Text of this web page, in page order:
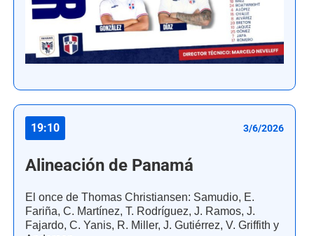
19:10 3/6/2026
Alineación de Panamá
El once de Thomas Christiansen: Samudio, E.
Fariña, C. Martínez, T. Rodríguez, J. Ramos, J.
Fajardo, C. Yanis, R. Miller, J. Gutiérrez, V. Griffith y